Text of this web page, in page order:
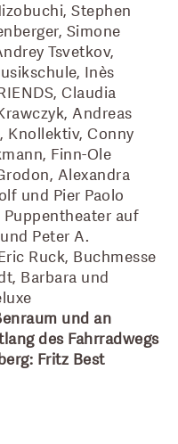
Stephen
Simone
Tsvetkov,
Inès
Claudia
Andreas
Knollektiv, Conny
Finn-Ole
Alexandra
und Pier Paolo
Puppentheater auf
Peter A.
Ruck, Buchmesse
Barbara und
und an
des Fahrradwegs
Fritz Best